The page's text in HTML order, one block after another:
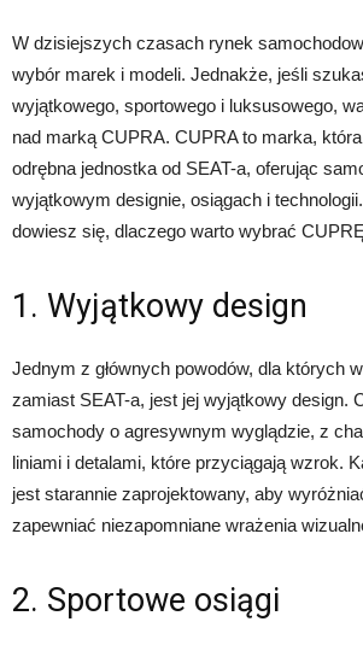
W dzisiejszych czasach rynek
wybór marek i modeli. Jednakże, jeśli
wyjątkowego, sportowego i luksusowego,
nad marką CUPRA. CUPRA to marka, która
odrębna jednostka od SEAT-a, oferując
wyjątkowym designie, osiągach i
dowiesz się, dlaczego warto wybrać
1. Wyjątkowy design
Jednym z głównych powodów, dla których
zamiast SEAT-a, jest jej wyjątkowy design.
samochody o agresywnym wyglądzie, z
liniami i detalami, które przyciągają wzrok.
jest starannie zaprojektowany, aby
zapewniać niezapomniane wrażenia
2. Sportowe osiągi